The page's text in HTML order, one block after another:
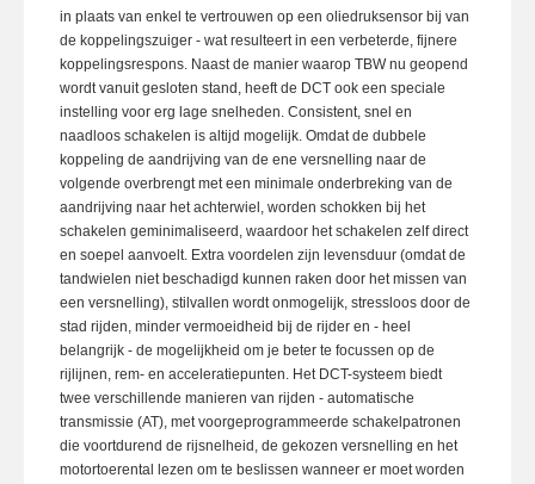
in plaats van enkel te vertrouwen op een oliedruksensor bij van
de koppelingszuiger - wat resulteert in een verbeterde, fijnere
koppelingsrespons. Naast de manier waarop TBW nu geopend
wordt vanuit gesloten stand, heeft de DCT ook een speciale
instelling voor erg lage snelheden. Consistent, snel en
naadloos schakelen is altijd mogelijk. Omdat de dubbele
koppeling de aandrijving van de ene versnelling naar de
volgende overbrengt met een minimale onderbreking van de
aandrijving naar het achterwiel, worden schokken bij het
schakelen geminimaliseerd, waardoor het schakelen zelf direct
en soepel aanvoelt. Extra voordelen zijn levensduur (omdat de
tandwielen niet beschadigd kunnen raken door het missen van
een versnelling), stilvallen wordt onmogelijk, stressloos door de
stad rijden, minder vermoeidheid bij de rijder en - heel
belangrijk - de mogelijkheid om je beter te focussen op de
rijlijnen, rem- en acceleratiepunten. Het DCT-systeem biedt
twee verschillende manieren van rijden - automatische
transmissie (AT), met voorgeprogrammeerde schakelpatronen
die voortdurend de rijsnelheid, de gekozen versnelling en het
motortoerental lezen om te beslissen wanneer er moet worden